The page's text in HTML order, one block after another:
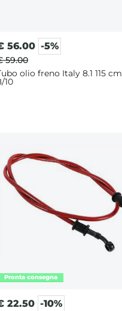
56.00 -5%
59.00
olio freno Italy 8.1 115 cm
10
22.50 -10%